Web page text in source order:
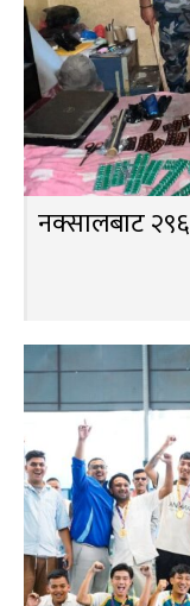
नक्सालबाट २९६